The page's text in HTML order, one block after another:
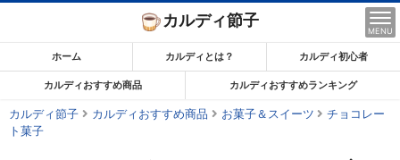
ン
ま
カルディ節子
MENU
ホーム カルディとは？ カルディ初心者
カルディおすすめ商品 カルディおすすめランキング
カルディ節子 カルディおすすめ商品 お菓子＆スイーツ
チョコレー
ト菓子